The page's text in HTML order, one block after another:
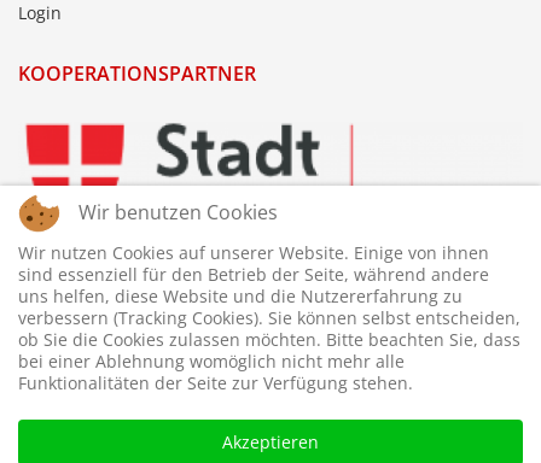
Login
KOOPERATIONSPARTNER
Wir benutzen Cookies
Wir nutzen Cookies auf unserer Website. Einige von ihnen
sind essenziell für den Betrieb der Seite, während andere
uns helfen, diese Website und die Nutzererfahrung zu
verbessern (Tracking Cookies). Sie können selbst entscheiden,
ob Sie die Cookies zulassen möchten. Bitte beachten Sie, dass
bei einer Ablehnung womöglich nicht mehr alle
Funktionalitäten der Seite zur Verfügung stehen.
Akzeptieren